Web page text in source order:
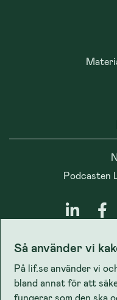
Så använder vi
På lif.se använder vi
bland annat för att
fungerar som den ska
Podcasten